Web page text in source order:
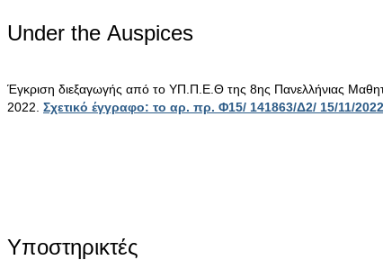
Under the Αuspices
Έγκριση διεξαγωγής από το ΥΠ.Π.Ε.Θ της 8ης Πανελλήνιας
2022. Σχετικό έγγραφο: το αρ. πρ. Φ15/ 141863/Δ2/ 15/11/2022
Υποστηρικτές